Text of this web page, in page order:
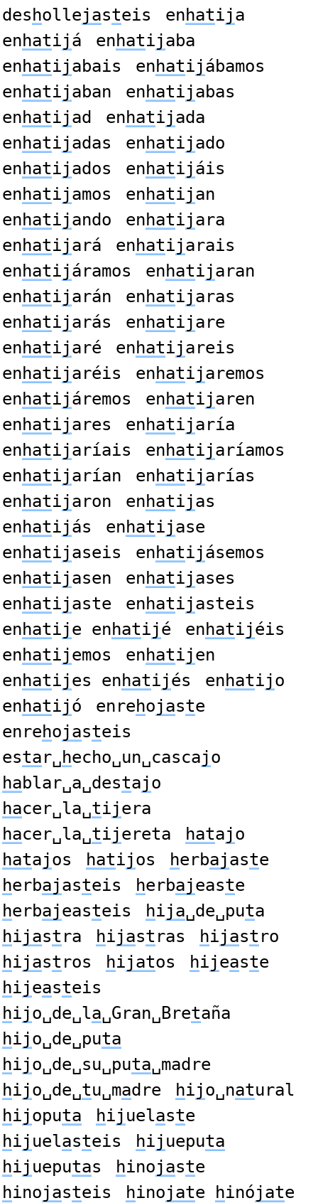
des hollejasteis enhatija
enhatijá enhatijaba
enhatijabais enhatijábamos
enhatijaban enhatijabas
enhatijad enhatijada
enhatijadas enhatijado
enhatijados enhatijáis
enhatijamos enhatijan
enhatijando enhatijara
enhatijará enhatijarais
enhatijáramos enhatijaran
enhatijarán enhatijaras
enhatijarás enhatijare
enhatijaré enhatijareis
enhatijaréis enhatijaremos
enhatijáremos enhatijaren
enhatijares enhatijaría
enhatijaríais enhatijaríamos
enhatijarían enhatijarías
enhatijaron enhatijas
enhatijás enhatijase
enhatijaseis enhatijásemos
enhatijasen enhatijases
enhatijaste enhatijasteis
enhatije enhatijé enhatijéis
enhatijemos enhatijen
enhatijes enhatijés enhatijo
enhatijó enrehojaste
enrehojasteis
estar␣hecho␣un␣cascajo
hablar␣a␣destajo
hacer␣la␣tijera
hacer␣la␣tijereta hatajo
hatajos hatijos herbajaste
herbajasteis herbajeaste
herbajeasteis hija␣de␣puta
hijastra hijastras hijastro
hijastros hijatos hijeaste
hijeasteis
hijo␣de␣la␣Gran␣Bretaña
hijo␣de␣puta
hijo␣de␣su␣puta␣madre
hijo␣de␣tu␣madre hijo␣natural
hijoputa hij uelaste
hij uelasteis hij ueputa
hij ueputas hinojaste
hinojasteis hinojate hinójate